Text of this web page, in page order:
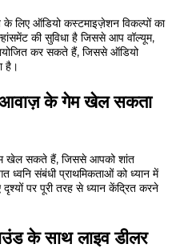
लिए ऑडियो कस्टमाइज़ेशन विकल्पों का
की सुविधा है जिससे आप वॉल्यूम,
कर सकते हैं, जिससे ऑडियो
है।
आवाज़ के गेम खेल सकता
खेल सकते हैं, जिससे आपको शांत
ध्वनि संबंधी प्राथमिकताओं को ध्यान में
पर पूरी तरह से ध्यान केंद्रित करने
के साथ लाइव डीलर